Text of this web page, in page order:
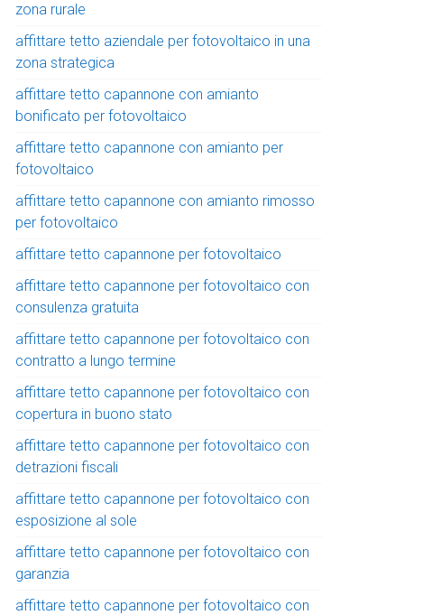
zona rurale
affittare tetto aziendale per fotovoltaico in una
zona strategica
affittare tetto capannone con amianto
bonificato per fotovoltaico
affittare tetto capannone con amianto per
fotovoltaico
affittare tetto capannone con amianto rimosso
per fotovoltaico
affittare tetto capannone per fotovoltaico
affittare tetto capannone per fotovoltaico con
consulenza gratuita
affittare tetto capannone per fotovoltaico con
contratto a lungo termine
affittare tetto capannone per fotovoltaico con
copertura in buono stato
affittare tetto capannone per fotovoltaico con
detrazioni fiscali
affittare tetto capannone per fotovoltaico con
esposizione al sole
affittare tetto capannone per fotovoltaico con
garanzia
affittare tetto capannone per fotovoltaico con